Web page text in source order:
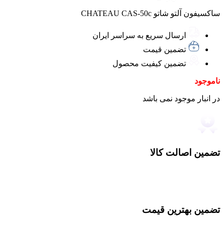
ساکسیفون آلتو شاتو CHATEAU CAS-50c
ارسال سریع به سراسر ایران
تضمین قیمت
تضمین کیفیت محصول
ناموجود
در انبار موجود نمی باشد
تضمین اصالت کالا
تضمین بهترین قیمت